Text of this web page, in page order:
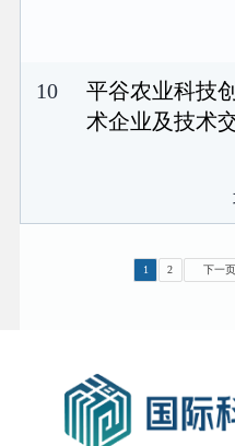
10
平谷农业科技
术企业及技术
1 2 下一页